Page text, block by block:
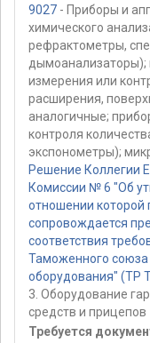
9027 - Приборы и
химического
рефрактометры,
дымоанализаторы);
измерения или
расширения,
аналогичные;
контроля
экспонометры);
Решение Коллегии
Комиссии № 6 "Об
отношении
сопровождается
соответствия
Таможенного
оборудования" (ТР
3. Оборудование
средств и прицепов
Требуется